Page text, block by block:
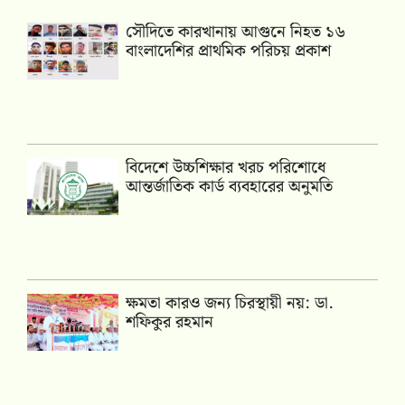
সৌদিতে কারখানায় আগুনে নিহত ১৬
বাংলাদেশির প্রাথমিক পরিচয় প্রকাশ
বিদেশে উচ্চশিক্ষার খরচ পরিশোধে
আন্তর্জাতিক কার্ড ব্যবহারের অনুমতি
ক্ষমতা কারও জন্য চিরস্থায়ী নয়: ডা.
শফিকুর রহমান